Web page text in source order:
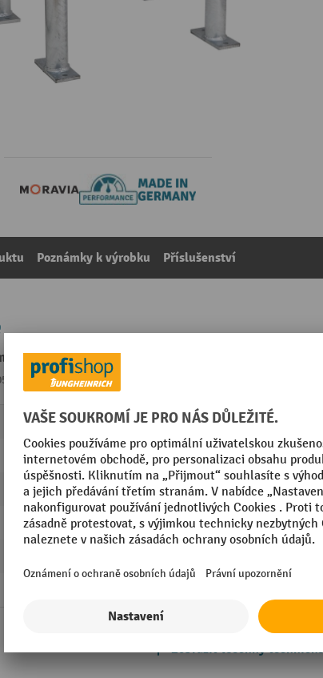
Poznámky k výrobku Příslušenství
venkovní použití, žárově pozinkováno,
Z kategorie:
zinková
520 mm
520 mm
Ocel
Rozsah
Tloušťka
Vhodné
Zobrazit všechny